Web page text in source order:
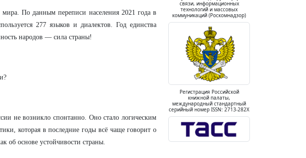
По данным переписи населения 2021 года в
277 языков и диалектов. Год единства
народов — сила страны!
не возникло спонтанно. Оно стало логическим
которая в последние годы всё чаще говорит о
об основе устойчивости страны.
связи, информационных
технологий и массовых
коммуникаций (Роскомнадзор)
Регистрация Российской
книжной палаты,
международный стандартный
серийный номер ISSN: 2713-282X